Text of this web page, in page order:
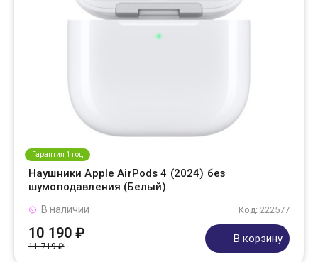
Гарантия 1 год
Наушники Apple AirPods 4 (2024) без
шумоподавления (Белый)
Код: 222577
В наличии
10 190 ₽
11 719 ₽
В корзину